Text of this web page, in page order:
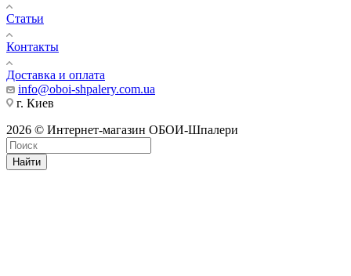
Статьи
Контакты
Доставка и оплата
info@oboi-shpalery.com.ua
г. Киев
2026 © Интернет-магазин ОБОИ-Шпалери
Найти